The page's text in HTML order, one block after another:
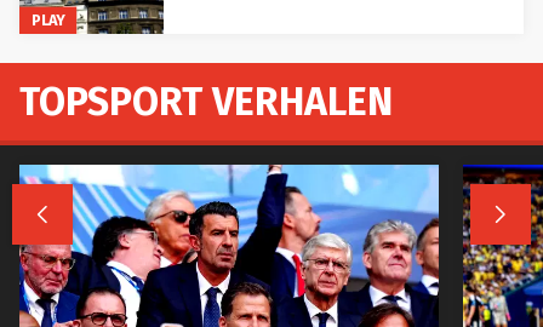
PLAY
TOPSPORT VERHALEN
 